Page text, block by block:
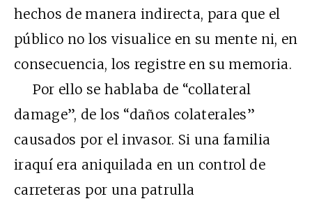
hechos de manera indirecta, para que el
público no los visualice en su mente ni, en
consecuencia, los registre en su memoria.
Por ello se hablaba de “collateral
damage”, de los “daños colaterales”
causados por el invasor. Si una familia
iraquí era aniquilada en un control de
carreteras por una patrulla